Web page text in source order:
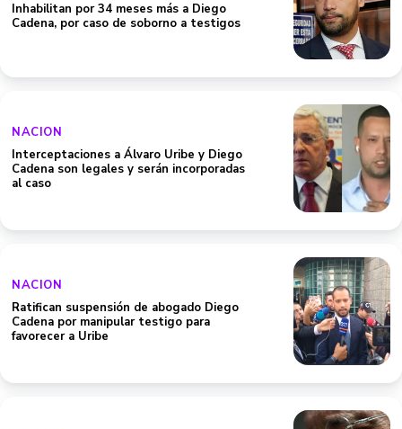
Inhabilitan por 34 meses más a Diego
Cadena, por caso de soborno a testigos
NACION
Interceptaciones a Álvaro Uribe y Diego
Cadena son legales y serán incorporadas
al caso
NACION
Ratifican suspensión de abogado Diego
Cadena por manipular testigo para
favorecer a Uribe